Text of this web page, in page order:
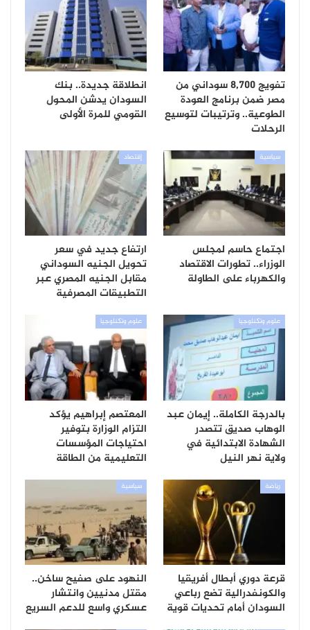
تفويج 8,700 سوداني من
مصر ضمن برنامج العودة
الطوعية.. وترتيبات لتوسيع
الرحلات
انطلاقة جديدة.. بنك
السودان يدشن المحول
القومي للمرة الأولى
سياسية
اجتماع حاسم لمجلس
الوزراء.. تطورات الاقتصاد
والكهرباء على الطاولة
إقتصاد
ارتفاع جديد في سعر
تحويل الجنيه السوداني
مقابل الجنيه المصري عبر
التطبيقات المصرفية
علوم وتكنلوجيا
بالدرجة الكاملة.. إيمان عبد
الوهاب صديق تتصدر
الشهادة الابتدائية في
ولاية نهر النيل
علوم وتكنلوجيا
المعتصم إبراهيم يؤكد
التزام الوزارة بتوفير
احتياجات المؤسسات
التعليمية من الطاقة
رياضة
قرعة دوري أبطال أفريقيا
والكونفدرالية تضع رباعي
السودان أمام تحديات قوية
سياسية
النهود على صفيح ساخن..
مقتل مدنيين وانتشار
عسكري واسع للدعم السريع